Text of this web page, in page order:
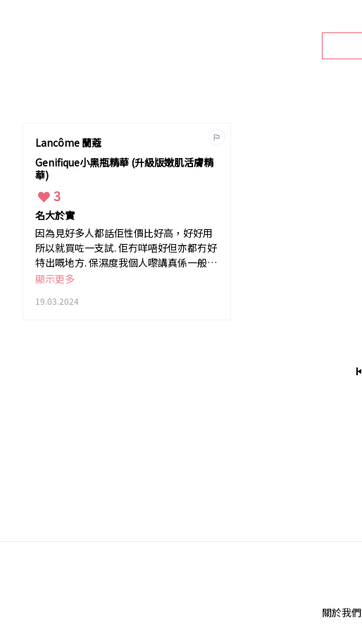
Lancôme 蘭蔻
Genifique小黑瓶精華 (升級版嫩肌活膚精
華)
3
名大於實
因為見好多人都話佢性價比好高，好好用
所以就買咗一支試. 佢冇咩唔好但亦都冇好
特出嘅地方. 保濕度我個人嚟講真係一般。
吸收都唔係特別快。
顯示更多
19.03.2024
關於我們